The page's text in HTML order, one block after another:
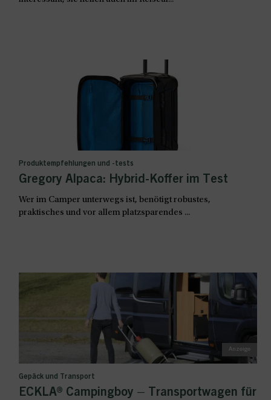
Produktempfehlungen und -tests
Gregory Alpaca: Hybrid-Koffer im Test
Wer im Camper unterwegs ist, benötigt robustes,
praktisches und vor allem platzsparendes ...
Gepäck und Transport
ECKLA® Campingboy – Transportwagen für